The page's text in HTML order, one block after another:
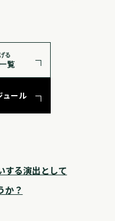
る
覧
ュール
する演出として
か？